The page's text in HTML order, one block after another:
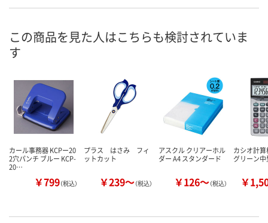
号
お届け日
数量
カゴへ
数量
カゴへ
数量
カ
この商品を見た人はこちらも検討されていま
す
カール事務器 KCPー20
2穴パンチ ブルー KCP-
20…
￥799（税込）
プラス はさみ フィ
ットカット
￥239～（税込）
アスクル クリアーホル
ダー A4 スタンダード
￥126～（税込）
カシオ計
グリーン
￥